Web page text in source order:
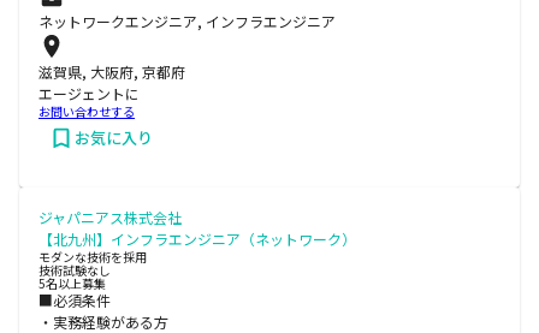
ネットワークエンジニア, インフラエンジニア
滋賀県, 大阪府, 京都府
エージェントに
お問い合わせする
お気に入り
ジャパニアス株式会社
【北九州】インフラエンジニア（ネットワーク）
モダンな技術を採用
技術試験なし
5名以上募集
■必須条件
・実務経験がある方